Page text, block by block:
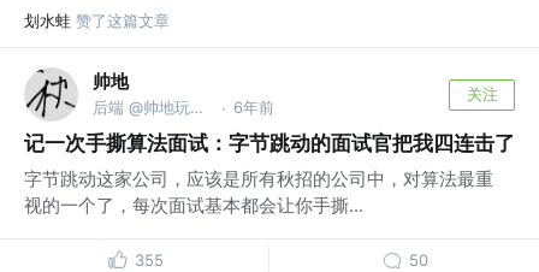
划水蛙 赞了这篇文章
帅地
后端 @帅地玩编程 · 6年前
关注
记一次手撕算法面试：字节跳动的面试官把我四连击了
字节跳动这家公司，应该是所有秋招的公司中，对算法最重
视的一个了，每次面试基本都会让你手撕...
355 50